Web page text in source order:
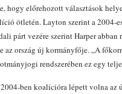
hogy előrehozott választások
ötletén. Layton szerint a 2004-
párt vezére szerint Harper
az ország új kormányfője. „A
rendszerében ez egy
ben koalícióra lépett volna az